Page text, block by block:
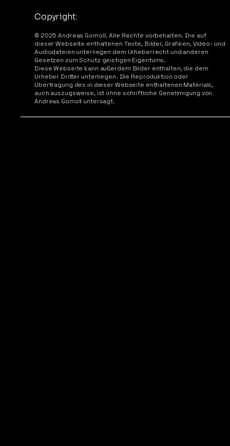
Copyright:
© 2025 Andreas Gomoll. Alle Rechte vorbehalten. Die auf
dieser Webseite enthaltenen Texte, Bilder, Grafiken, Video- und
Audiodateien unterliegen dem Urheberrecht und anderen
Gesetzen zum Schutz geistigen Eigentums.
Diese Webseite kann außerdem Bilder enthalten, die dem
Urheber Dritter unterliegen. Die Reproduktion oder
Übertragung des in dieser Webseite enthaltenen Materials,
auch auszugsweise, ist ohne schriftliche Genehmigung von
Andreas Gomoll untersagt.